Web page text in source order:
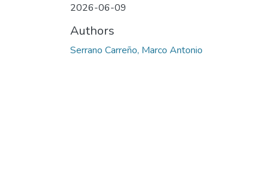
2026-06-09
Authors
Serrano Carreño, Marco Antonio